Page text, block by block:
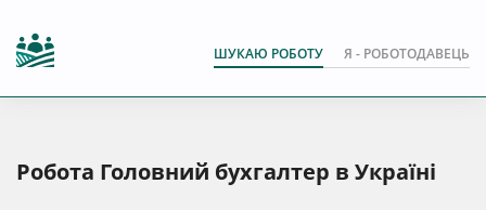
ШУКАЮ РОБОТУ Я - РОБОТОДАВЕЦЬ
Робота Головний бухгалтер в Україні